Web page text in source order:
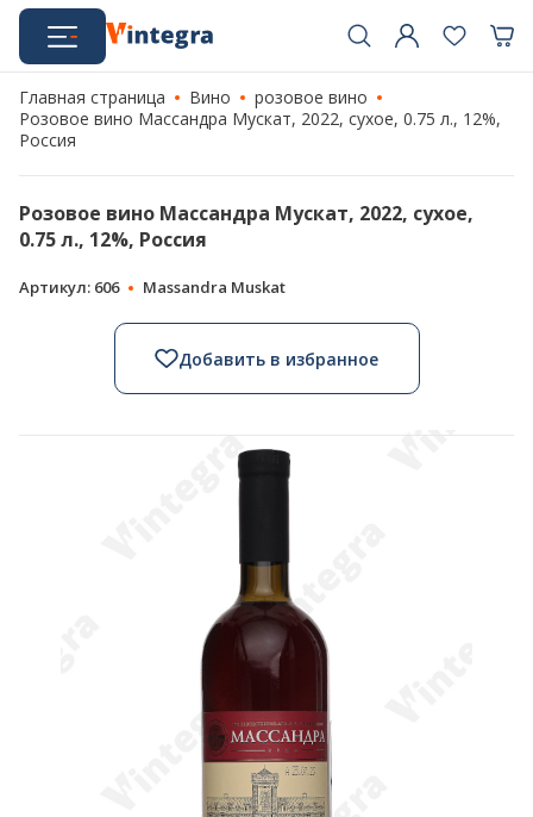
Главная страница Вино
розовое вино
Розовое вино Массандра Мускат, 2022, сухое, 0.75 л., 12%,
Россия
Розовое вино Массандра Мускат, 2022, сухое,
0.75 л., 12%, Россия
Артикул: 606 Massandra Muskat
Добавить в избранное